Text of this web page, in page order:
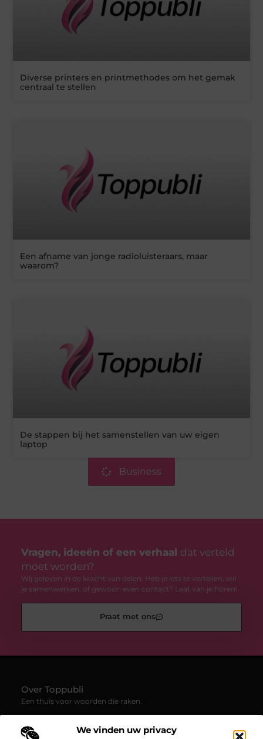
We vinden uw privacy
Diverse printers en printmethodes om het gemak
centraal te stellen
Een afname van jonge radioluisteraars, maar
waarom?
De stappen bij het samenstellen van uw eigen
laptop
Business
Vragen, ideeën of een verhaal dat verteld
moet worden?
Wij geloven in de kracht van delen. Heb je iets te vertellen, wil
je samenwerken, of gewoon even contact? Laat van je horen!
Praat met ons
Over Toppubli
Een thuis voor woorden die raken.
uitdagen en verbinden. Van persoonlijke verhalen tot frisse